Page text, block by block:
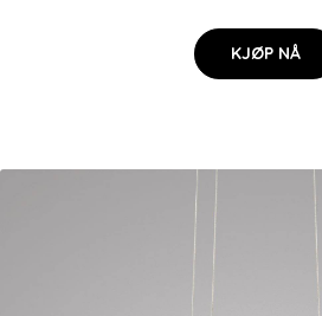
KJØP NÅ